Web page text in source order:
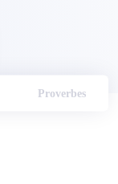
Proverbes